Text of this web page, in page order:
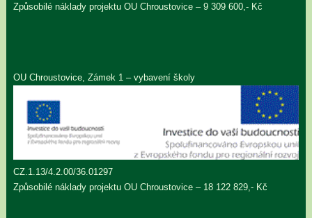
Způsobilé náklady projektu OU Chroustovice – 9 309 600,- Kč
OU Chroustovice, Zámek 1 – vybavení školy
CZ.1.13/4.2.00/36.01297
Způsobilé náklady projektu OU Chroustovice – 18 122 829,- Kč